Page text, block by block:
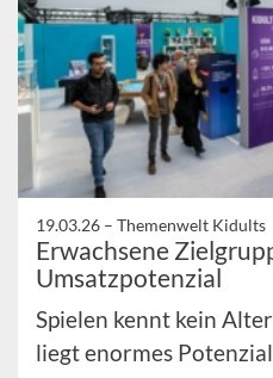
19.03.26 – Themenwelt Kidults
Erwachsene
Umsatzpotenzial
Spielen kennt kein
liegt enormes